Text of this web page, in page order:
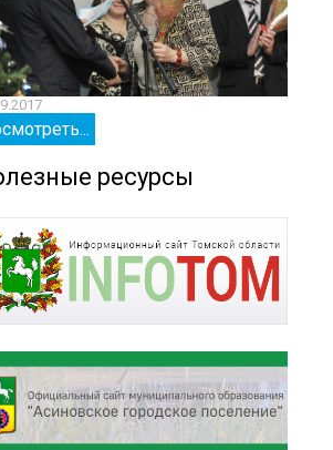
ресурсы